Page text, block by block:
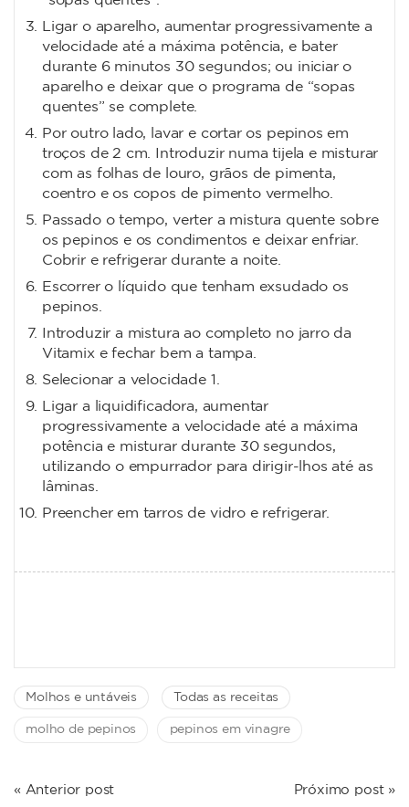
Ligar o aparelho, aumentar progressivamente a
velocidade até a máxima potência, e bater
durante 6 minutos 30 segundos; ou iniciar o
aparelho e deixar que o programa de “sopas
quentes” se complete.
Por outro lado, lavar e cortar os pepinos em
troços de 2 cm. Introduzir numa tijela e misturar
com as folhas de louro, grãos de pimenta,
coentro e os copos de pimento vermelho.
Passado o tempo, verter a mistura quente sobre
os pepinos e os condimentos e deixar enfriar.
Cobrir e refrigerar durante a noite.
Escorrer o líquido que tenham exsudado os
pepinos.
Introduzir a mistura ao completo no jarro da
Vitamix e fechar bem a tampa.
Selecionar a velocidade 1.
Ligar a liquidificadora, aumentar
progressivamente a velocidade até a máxima
potência e misturar durante 30 segundos,
utilizando o empurrador para dirigir-lhos até as
lâminas.
Preencher em tarros de vidro e refrigerar.
Molhos e untáveis Todas as receitas
molho de pepinos pepinos em vinagre
NAVEGAÇÃO
« Anterior post Próximo post »